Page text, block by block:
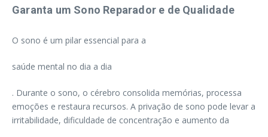
Garanta um Sono Reparador e de Qualidade
O sono é um pilar essencial para a
saúde mental no dia a dia
. Durante o sono, o cérebro consolida memórias, processa
emoções e restaura recursos. A privação de sono pode levar a
irritabilidade, dificuldade de concentração e aumento da